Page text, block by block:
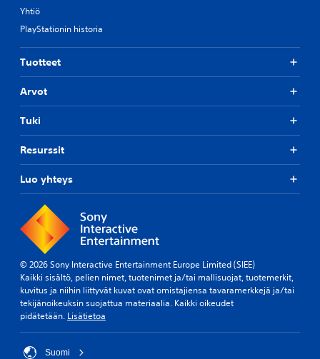
Yhtiö
PlayStationin historia
Tuotteet
Arvot
Tuki
Resurssit
Luo yhteys
© 2026 Sony Interactive Entertainment Europe Limited (SIEE)
Kaikki sisältö, pelien nimet, tuotenimet ja/tai mallisuojat, tuotemerkit,
kuvitus ja niihin liittyvät kuvat ovat omistajiensa tavaramerkkejä ja/tai
tekijänoikeuksin suojattua materiaalia. Kaikki oikeudet
pidätetään. Lisätietoa
Suomi